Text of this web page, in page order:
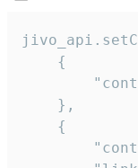
    {
    },
    {